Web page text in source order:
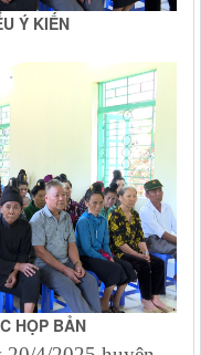
Ý KIẾN
HỌP BẢN